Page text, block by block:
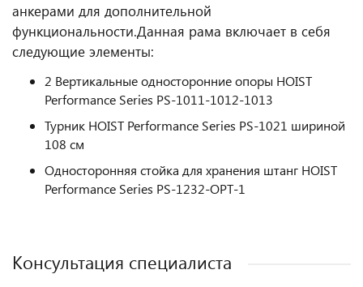
анкерами для дополнительной
функциональности.Данная рама включает в себя
следующие элементы:
2 Вертикальные односторонние опоры HOIST
Performance Series PS-1011-1012-1013
Турник HOIST Performance Series PS-1021 шириной
108 см
Односторонняя стойка для хранения штанг HOIST
Performance Series PS-1232-OPT-1
Консультация специалиста